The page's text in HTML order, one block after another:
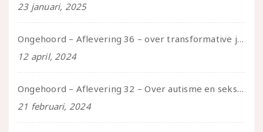
23 januari, 2025
Ongehoord – Aflevering 36 – over transformative justice – in gesprek met Ella en carson
12 april, 2024
Ongehoord – Aflevering 32 – Over autisme en seksualiteit – in gesprek met Roos Reijbroek
21 februari, 2024